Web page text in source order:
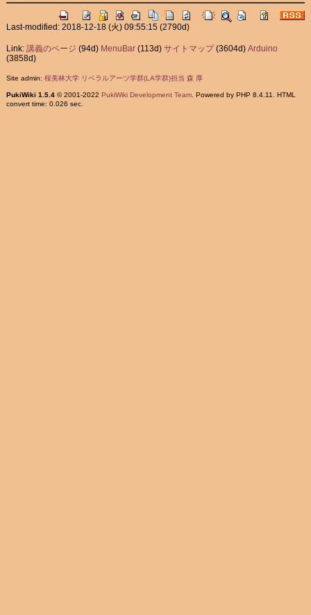
Last-modified: 2018-12-18 (火) 09:55:15(2790d)
Link: 講義のページ (94d) MenuBar(113d) サイトマップ(3604d) Arduino
(3858d)
Site admin: 桜美林大学 リベラルアーツ学群(LA学群)担当 森 厚
PukiWiki 1.5.4© 2001-2022 PukiWiki Development Team. Powered by PHP 8.4.11. HTML
convert time: 0.026 sec.